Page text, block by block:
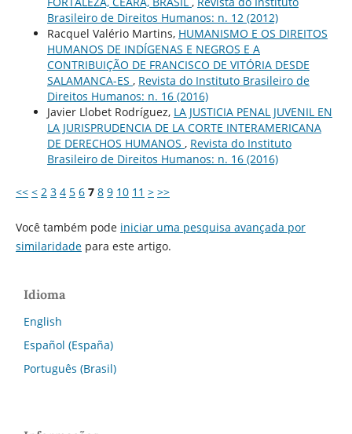
Brasileiro de Direitos Humanos: n. 12 (2012)
Racquel Valério Martins, HUMANISMO E OS DIREITOS
HUMANOS DE INDÍGENAS E NEGROS E A
CONTRIBUIÇÃO DE FRANCISCO DE VITÓRIA DESDE
SALAMANCA-ES , Revista do Instituto Brasileiro de
Direitos Humanos: n. 16 (2016)
Javier Llobet Rodríguez, LA JUSTICIA PENAL JUVENIL EN
LA JURISPRUDENCIA DE LA CORTE INTERAMERICANA
DE DERECHOS HUMANOS , Revista do Instituto
Brasileiro de Direitos Humanos: n. 16 (2016)
<< < 2 3 4 5 6 7 8 9 10 11 > >>
Você também pode iniciar uma pesquisa avançada por
similaridadepara este artigo.
Idioma
English
Español (España)
Português (Brasil)